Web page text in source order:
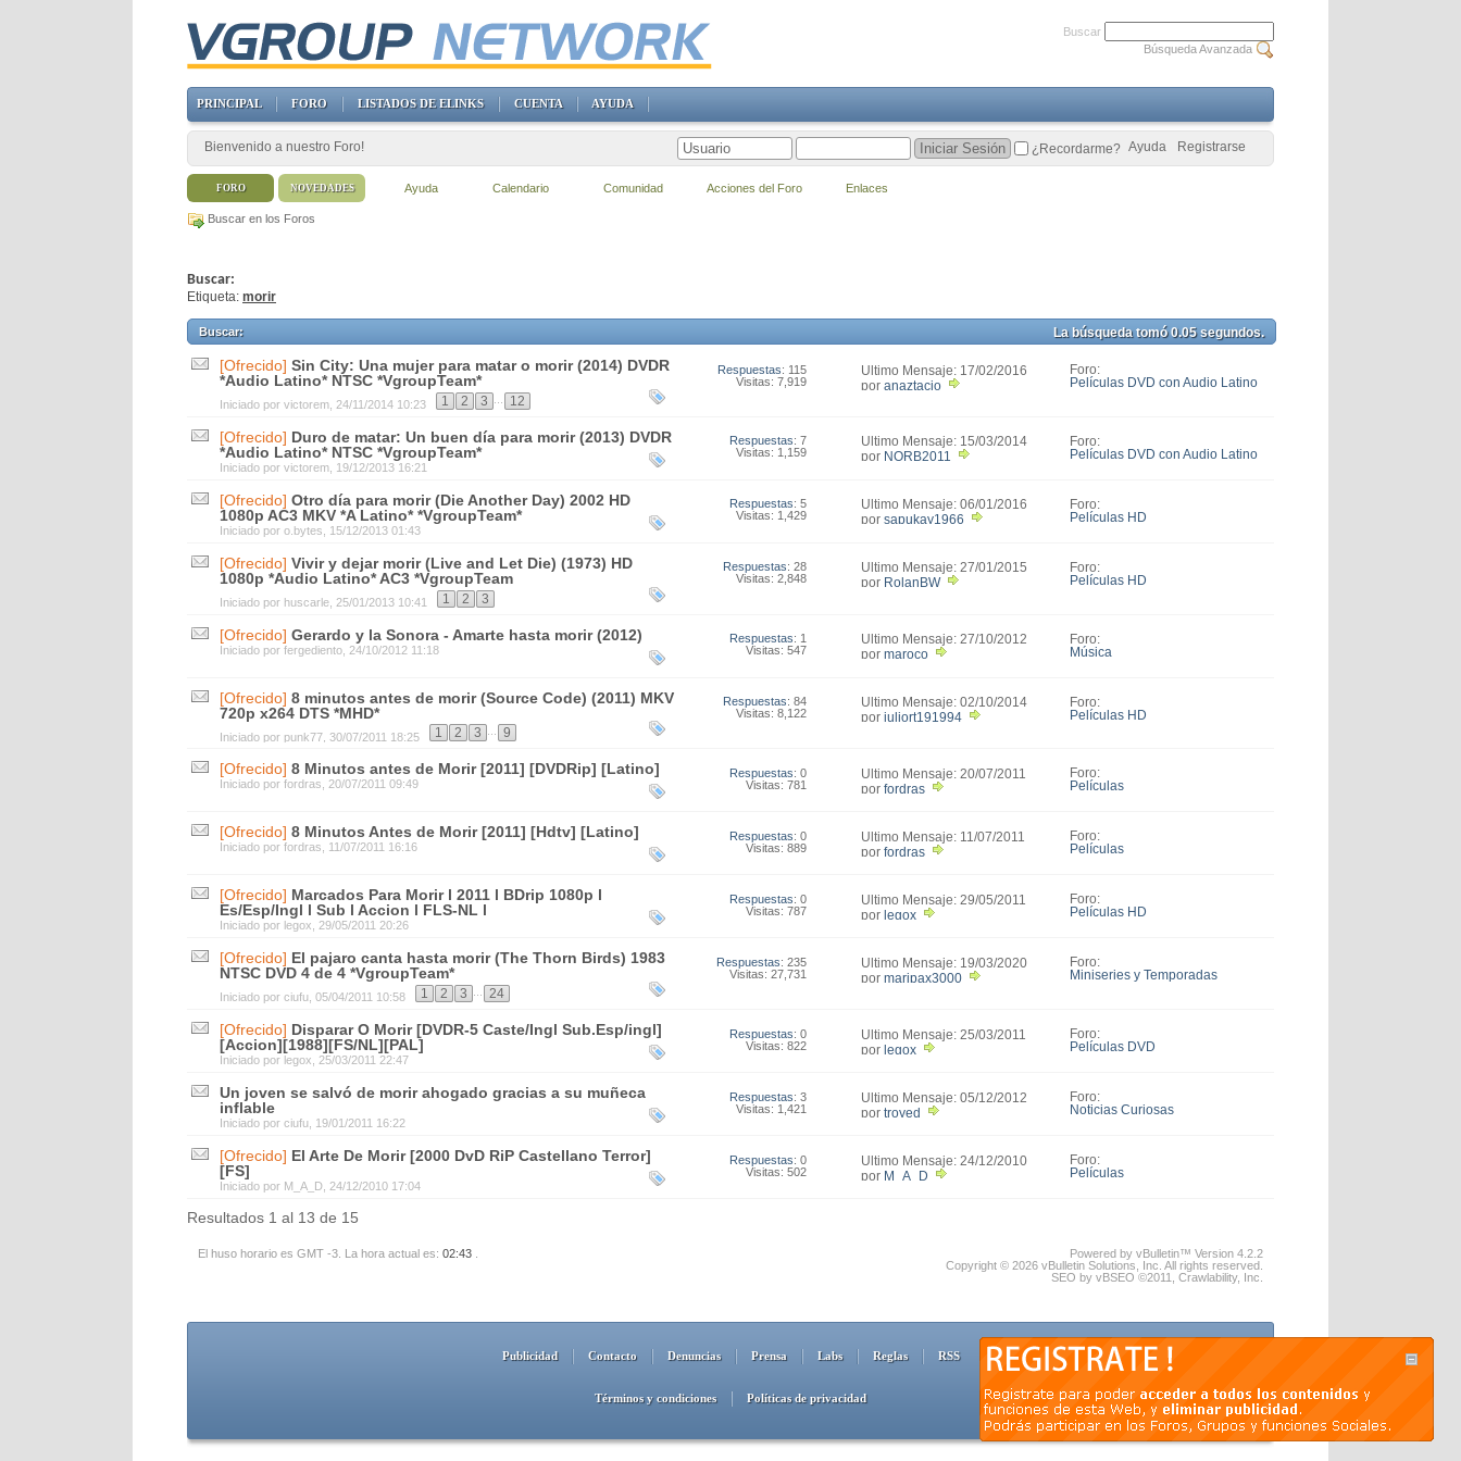
Buscar en los Foros
Buscar:
Etiqueta: morir
Buscar: La búsqueda tomó0.05segundos.
[Ofrecido] Sin City: Una mujer para matar o morir (2014) DVDR
*Audio Latino* NTSC *VgroupTeam*
Iniciado por victorem , 24/11/2014 10:23 1 2 3 12
Respuestas: 115
Visitas: 7,919
Último Mensaje: 17/02/2016
00:31
por anaztacio
Foro:
Películas DVD con Audio Latino
[Ofrecido] Duro de matar: Un buen día para morir (2013) DVDR
*Audio Latino* NTSC *VgroupTeam*
Iniciado por victorem , 19/12/2013 16:21
Respuestas: 7
Visitas: 1,159
Último Mensaje: 15/03/2014
02:38
por NORB2011
Foro:
Películas DVD con Audio Latino
[Ofrecido] Otro día para morir (Die Another Day) 2002 HD
1080p AC3 MKV *A Latino* *VgroupTeam*
Iniciado por o.bytes , 15/12/2013 01:43
Respuestas: 5
Visitas: 1,429
Último Mensaje: 06/01/2016
00:15
por sapukay1966
Foro:
Películas HD
[Ofrecido] Vivir y dejar morir (Live and Let Die) (1973) HD
1080p *Audio Latino* AC3 *VgroupTeam
Iniciado por huscarle , 25/01/2013 10:41 1 2 3
Respuestas: 28
Visitas: 2,848
Último Mensaje: 27/01/2015
00:17
por RolanBW
Foro:
Películas HD
[Ofrecido] Gerardo y la Sonora - Amarte hasta morir (2012)
Iniciado por fergediento , 24/10/2012 11:18
Respuestas: 1
Visitas: 547
Último Mensaje: 27/10/2012
03:40
por maroco
Foro:
Música
[Ofrecido] 8 minutos antes de morir (Source Code) (2011) MKV
720p x264 DTS *MHD*
Iniciado por punk77 , 30/07/2011 18:25 1 2 3 9
Respuestas: 84
Visitas: 8,122
Último Mensaje: 02/10/2014
18:32
por juliort191994
Foro:
Películas HD
[Ofrecido] 8 Minutos antes de Morir [2011] [DVDRip] [Latino]
Iniciado por fordras , 20/07/2011 09:49
Respuestas: 0
Visitas: 781
Último Mensaje: 20/07/2011
09:49
por fordras
Foro:
Películas
[Ofrecido] 8 Minutos Antes de Morir [2011] [Hdtv] [Latino]
Iniciado por fordras , 11/07/2011 16:16
Respuestas: 0
Visitas: 889
Último Mensaje: 11/07/2011
16:16
por fordras
Foro:
Películas
[Ofrecido] Marcados Para Morir l 2011 l BDrip 1080p l
Es/Esp/Ingl l Sub l Accion l FLS-NL l
Iniciado por legox , 29/05/2011 20:26
Respuestas: 0
Visitas: 787
Último Mensaje: 29/05/2011
20:26
por legox
Foro:
Películas HD
[Ofrecido] El pajaro canta hasta morir (The Thorn Birds) 1983
NTSC DVD 4 de 4 *VgroupTeam*
Iniciado por ciufu , 05/04/2011 10:58 1 2 3 24
Respuestas: 235
Visitas: 27,731
Último Mensaje: 19/03/2020
01:07
por maripax3000
Foro:
Miniseries y Temporadas
[Ofrecido] Disparar O Morir [DVDR-5 Caste/Ingl Sub.Esp/ingl]
[Accion][1988][FS/NL][PAL]
Iniciado por legox , 25/03/2011 22:47
Respuestas: 0
Visitas: 822
Último Mensaje: 25/03/2011
22:47
por legox
Foro:
Películas DVD
Un joven se salvó de morir ahogado gracias a su muñeca
inflable
Iniciado por ciufu , 19/01/2011 16:22
Respuestas: 3
Visitas: 1,421
Último Mensaje: 05/12/2012
14:25
por troyed
Foro:
Noticias Curiosas
[Ofrecido] El Arte De Morir [2000 DvD RiP Castellano Terror]
[FS]
Iniciado por M_A_D , 24/12/2010 17:04
Respuestas: 0
Visitas: 502
Último Mensaje: 24/12/2010
17:04
por M_A_D
Foro:
Películas
Resultados 1 al 13 de 15
El huso horario es GMT -3. La hora actual es: 02:43
Powered by vBulletin™ Version 4.2.2
Copyright © 2026 vBulletin Solutions, Inc. All rights reserved.
SEO by vBSEO ©2011, Crawlability, Inc.
Publicidad Contacto Denuncias Prensa Labs Reglas RSS
Términos y condiciones Políticas de privacidad
Buscar
Búsqueda Avanzada
PRINCIPAL FORO LISTADOS DE ELINKS CUENTA AYUDA
Bienvenido a nuestro Foro! Registrarse
Ayuda
¿Recordarme?
FORO Ayuda Calendario Comunidad Acciones del Foro Enlaces
NOVEDADES